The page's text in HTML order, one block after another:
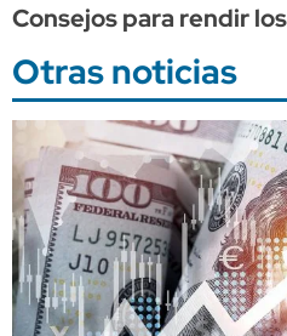
Consejos para rendir
Otras noticias